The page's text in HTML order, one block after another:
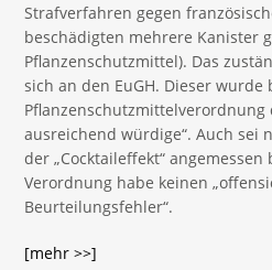
Strafverfahren gegen
beschädigten mehrere Kanister
Pflanzenschutzmittel). Das
sich an den EuGH. Dieser wurde
Pflanzenschutzmittelverordnung
ausreichend würdige“. Auch sei
der „Cocktaileffekt“
Verordnung habe keinen
Beurteilungsfehler“.
[mehr >>]